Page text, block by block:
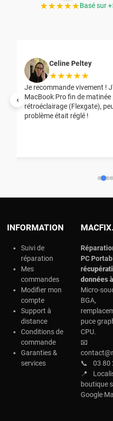
‹
★★★★★Basé sur
Celine Peltey
★★★★★
Je recommande vivement !
MacBook Pro fin de
rétroéclairage (Flexgate),
problème était réglé !
INFORMATION
Suivi de
réparation
Mes
commandes
Modifier mon
compte
Support à
distance
Conditions de
commande
Garanties &
services
PC
r
données à
Micro-
BGA,
puce
CPU.
📧
📞
03 80
📍
boutique
Google